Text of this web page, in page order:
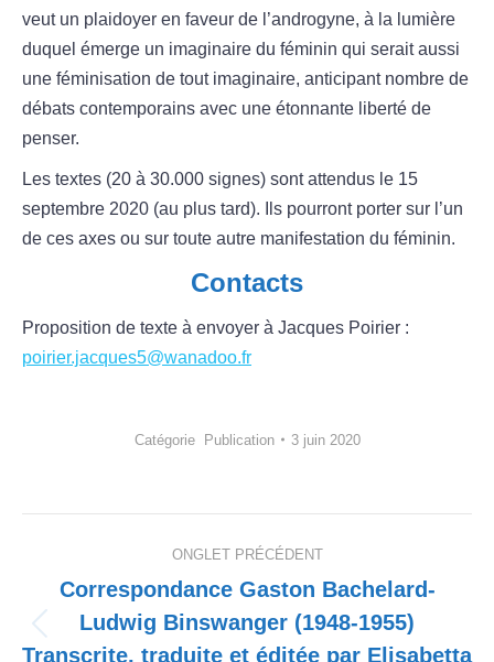
veut un plaidoyer en faveur de l’androgyne, à la lumière
duquel émerge un imaginaire du féminin qui serait aussi
une féminisation de tout imaginaire, anticipant nombre de
débats contemporains avec une étonnante liberté de
penser.
Les textes (20 à 30.000 signes) sont attendus le 15
septembre 2020 (au plus tard). Ils pourront porter sur l’un
de ces axes ou sur toute autre manifestation du féminin.
Contacts
Proposition de texte à envoyer à Jacques Poirier :
poirier.jacques5@wanadoo.fr
Catégorie Publication 3 juin 2020
de
commentaire
ONGLET PRÉCÉDENT
Onglet
Correspondance Gaston Bachelard-
Ludwig Binswanger (1948-1955)
Transcrite, traduite et éditée par Elisabetta